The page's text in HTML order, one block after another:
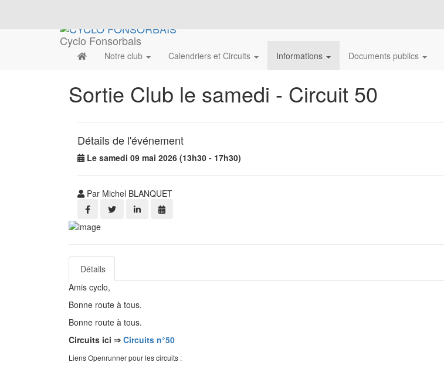
Cyclo Fonsorbais
Notre club Calendriers et Circuits Informations Documents publics
Sortie Club le samedi - Circuit 50
Détails de l'événement
Le samedi 09 mai 2026 (13h30 - 17h30)
Par Michel BLANQUET
Détails
Amis cyclo,
Bonne route à tous.
Bonne route à tous.
Circuits ici ⇒ Circuits n°50
Liens Openrunner pour les circuits :